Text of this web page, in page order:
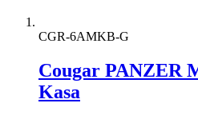
CGR-6AMKB-G
Cougar PANZER
Kasa